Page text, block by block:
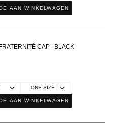
AAN WINKELWAGEN
CAP | BLACK
AAN WINKELWAGEN